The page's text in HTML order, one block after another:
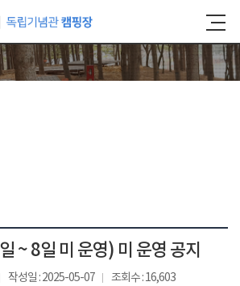
~ 8일 미 운영) 미 운영 공지
작성일 : 2025-05-07 조회수 : 16,603